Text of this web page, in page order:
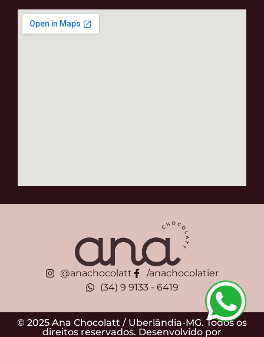
@anachocolatt
/anachocolatier
(34) 9 9133 - 6419
© 2025 Ana Chocolatt / Uberlândia-MG. Todos os
direitos reservados. Desenvolvido por